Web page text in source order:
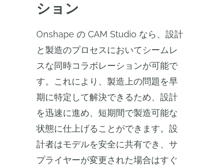
ション
Onshape の CAM Studio なら、設計
と製造のプロセスにおいてシームレ
スな同時コラボレーションが可能で
す。これにより、製造上の問題を早
期に特定して解決できるため、設計
を迅速に進め、短期間で製造可能な
状態に仕上げることができます。設
計者はモデルを安全に共有でき、サ
プライヤーが変更された場合はすぐ